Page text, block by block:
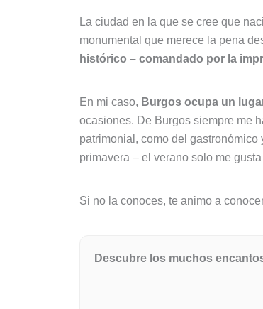
La ciudad en la que se cree que
monumental que merece la pena
histórico – comandado por la
En mi caso, Burgos ocupa un
ocasiones. De Burgos siempre me
patrimonial, como del
primavera – el verano solo me
Si no la conoces, te animo a
Descubre los muchos